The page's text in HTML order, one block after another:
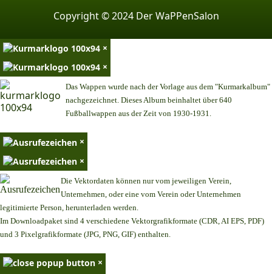
Copyright © 2024 Der WaPPenSalon
×
×
Das Wappen wurde nach der Vorlage aus dem "Kurmarkalbum"
nachgezeichnet. Dieses Album beinhaltet über 640
Fußballwappen aus der Zeit von 1930-1931.
×
×
Die Vektordaten können nur vom jeweiligen Verein,
Unternehmen, oder eine vom Verein oder Unternehmen
legitimierte Person, herunterladen werden.
Im Downloadpaket sind 4 verschiedene Vektorgrafikformate (CDR, AI EPS, PDF)
und 3 Pixelgrafikformate (JPG, PNG, GIF) enthalten.
×